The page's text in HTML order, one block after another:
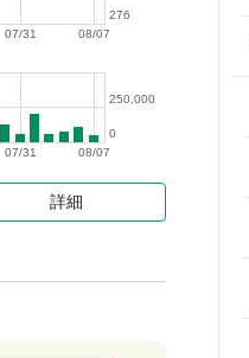
08/07
07/31
276
08/07
07/31
0
250,000
詳細